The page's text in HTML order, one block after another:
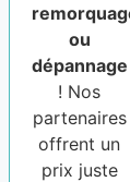
ou
dépannage
! Nos
partenaires
offrent un
prix juste